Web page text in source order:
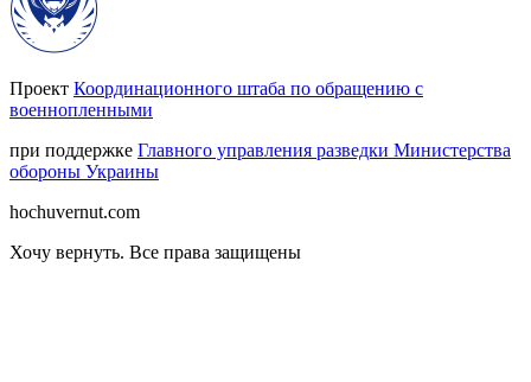
Проект Координационного штаба по обращению с
военнопленными
при поддержке Главного управления разведки Министерства
обороны Украины
hochuvernut.com
Хочу вернуть. Все права защищены